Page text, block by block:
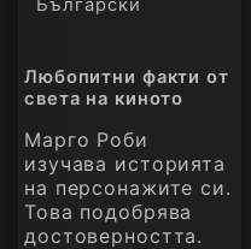
Български
Любопитни факти от
света на киното
Марго Роби
изучава историята
на персонажите си.
Това подобрява
достоверността.